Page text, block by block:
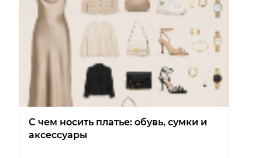
С чем носить платье: обувь, сумки и
аксессуары